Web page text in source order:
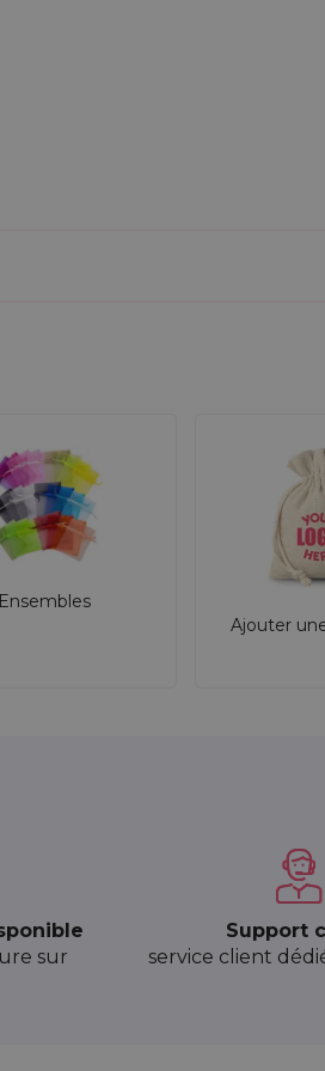
votre image de marque.
Ensembles
Ajouter
sur
Support
service client